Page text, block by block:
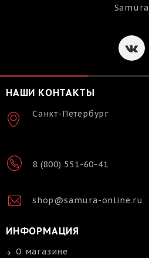
Samura
НАШИ КОНТАКТЫ
Санкт-Петербург
8 (800) 551-60-41
shop@samura-online.ru
ИНФОРМАЦИЯ
О магазине